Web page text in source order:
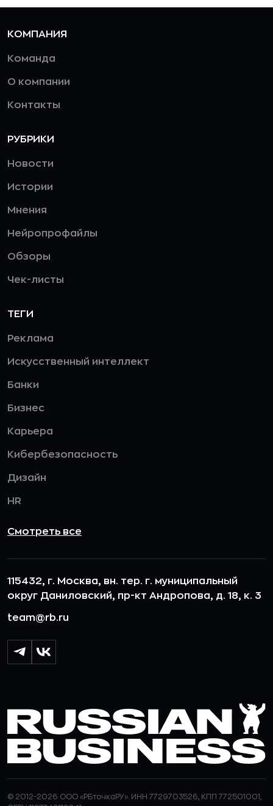
КОМПАНИЯ
Команда
О компании
Контакты
РУБРИКИ
Новости
Истории
Мнения
Нейропрофайлы
Обзоры
Чек-листы
ТЕГИ
Реклама
Искусственный интеллект
Банки
Бизнес
Карьера
Кибербезопасность
Дизайн
HR
Смотреть все
115432, г. Москва, вн. тер. г. муниципальный
округ Даниловский, пр-кт Андропова, д. 18, к. 3
team@rb.ru
© 2012-2026 ООО «РБточкаРУ». ИНН 7729703526, КПП 772501001,